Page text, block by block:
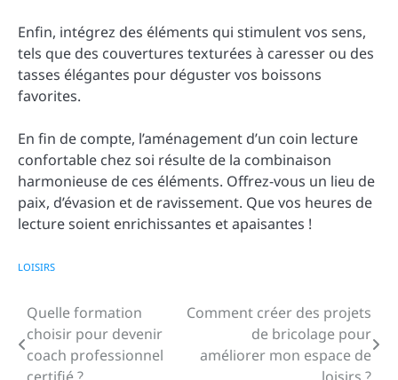
Enfin, intégrez des éléments qui stimulent vos sens,
tels que des couvertures texturées à caresser ou des
tasses élégantes pour déguster vos boissons
favorites.
En fin de compte, l’aménagement d’un coin lecture
confortable chez soi résulte de la combinaison
harmonieuse de ces éléments. Offrez-vous un lieu de
paix, d’évasion et de ravissement. Que vos heures de
lecture soient enrichissantes et apaisantes !
LOISIRS
Navigation
de
Quelle formation
choisir pour devenir
coach professionnel
Comment créer des projets
de bricolage pour
améliorer mon espace de